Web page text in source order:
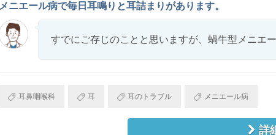
メニエール病で毎日耳鳴りと耳詰まりがあります。
すでにご存じのことと思いますが、蝸牛型メニエ
耳鼻咽喉科 耳 耳のトラブル メニエール病
詳